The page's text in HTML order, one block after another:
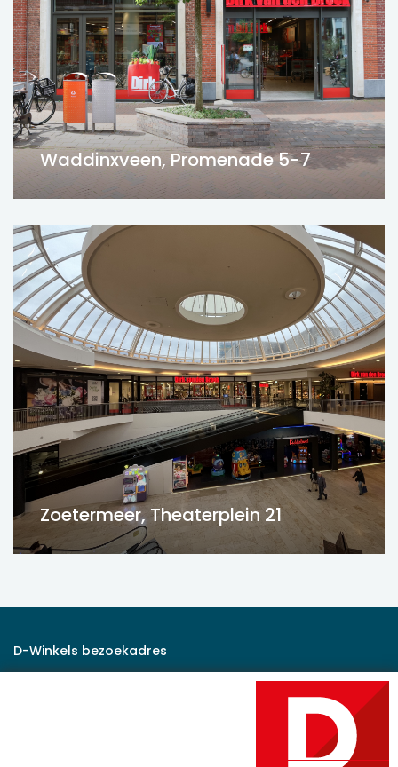
Waddinxveen, Promenade 5-7
Zoetermeer, Theaterplein 21
D-Winkels bezoekadres
Rijksstraatweg 47